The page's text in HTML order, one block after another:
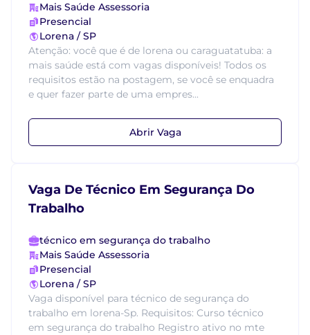
Mais Saúde Assessoria
Presencial
Lorena / SP
Atenção: você que é de lorena ou caraguatatuba: a
mais saúde está com vagas disponíveis! Todos os
requisitos estão na postagem, se você se enquadra
e quer fazer parte de uma empres...
Abrir Vaga
Vaga De Técnico Em Segurança Do
Trabalho
técnico em segurança do trabalho
Mais Saúde Assessoria
Presencial
Lorena / SP
Vaga disponível para técnico de segurança do
trabalho em lorena-Sp. Requisitos: Curso técnico
em segurança do trabalho Registro ativo no mte